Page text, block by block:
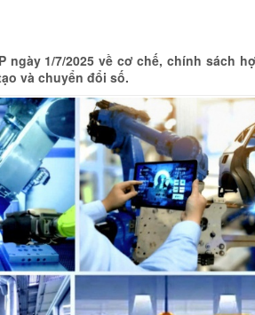
ngày 1/7/2025 về cơ chế, chính sách
và chuyển đổi số.